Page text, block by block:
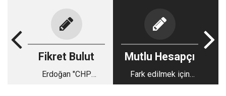
Fikret Bulut
Erdoğan "CHP
Mutlu Hesapçı
Fark edilmek için
bazen bir adım yeter